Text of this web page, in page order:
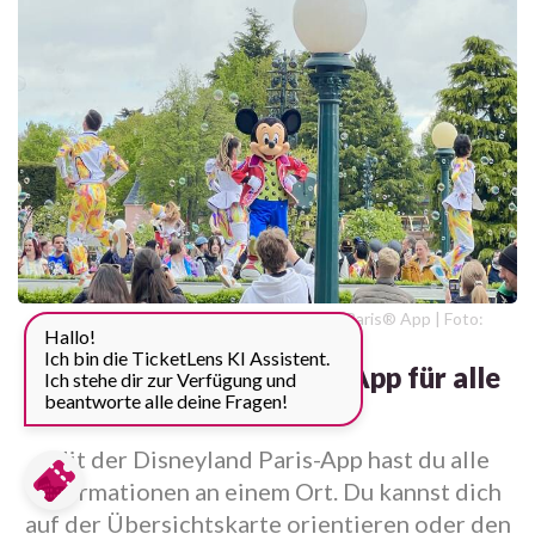
Entfessle die Magie mit der Disneyland Paris® App | Foto:
Disneyland Paris®: Eine App für alle
Fälle
Mit der Disneyland Paris-App hast du alle
Informationen an einem Ort. Du kannst dich
auf der Übersichtskarte orientieren oder den
Hallo!
Ich bin die TicketLens KI Assistent.
Ich stehe dir zur Verfügung und
beantworte alle deine Fragen!